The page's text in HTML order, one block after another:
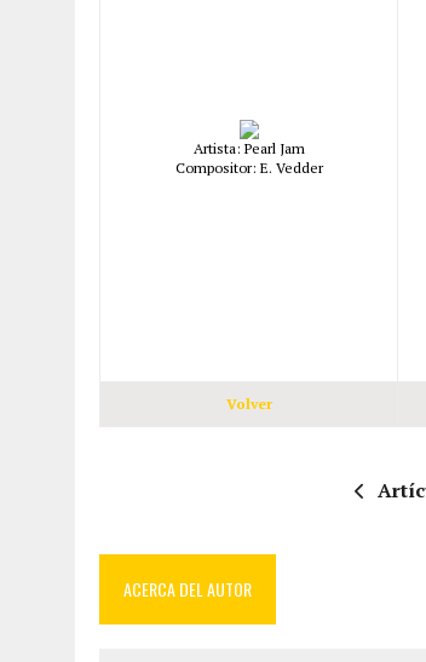
Artista: Pearl Jam
Compositor: E. Vedder
Volver
ACERCA DEL AUTOR